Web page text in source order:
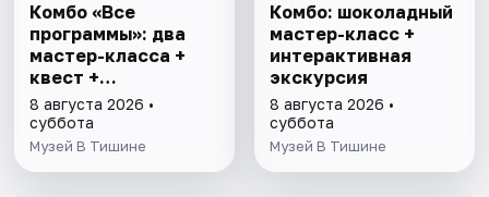
Комбо «Все
программы»: два
мастер-класса +
квест +
интерактивная
экскурсия
8 августа 2026 •
суббота
Музей В Тишине
Комбо: шоколадный
мастер-класс +
интерактивная
экскурсия
8 августа 2026 •
суббота
Музей В Тишине